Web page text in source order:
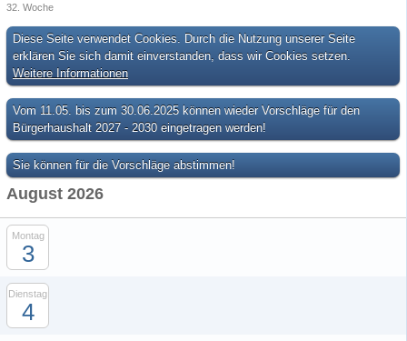
32. Woche
Diese Seite verwendet Cookies. Durch die Nutzung unserer Seite
erklären Sie sich damit einverstanden, dass wir Cookies setzen.
Weitere Informationen
Vom 11.05. bis zum 30.06.2025 können wieder Vorschläge für den
Bürgerhaushalt 2027 - 2030 eingetragen werden!
Sie können für die Vorschläge abstimmen!
August 2026
Montag
3
Dienstag
4